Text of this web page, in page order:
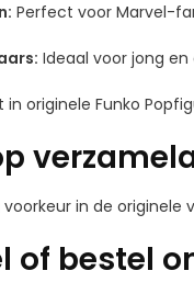
Perfect voor Marvel-
Ideaal voor jong
in originele Funko
voorkeur in de originele
of bestel